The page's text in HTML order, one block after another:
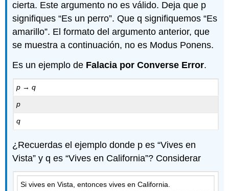
cierta. Este argumento no es válido. Deja que p
signifiques “Es un perro”. Que q signifiquemos “Es
amarillo”. El formato del argumento anterior, que
se muestra a continuación, no es Modus Ponens.
Es un ejemplo de Falacia por Converse Error.
p → q
p
q
¿Recuerdas el ejemplo donde p es “Vives en
Vista” y q es “Vives en California”? Considerar
Si vives en Vista, entonces vives en California.